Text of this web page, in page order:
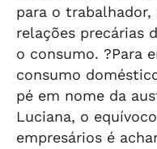
para o trabalhador,
relações precárias
o consumo. ?Para
consumo
pé em nome da
Luciana, o
empresários é